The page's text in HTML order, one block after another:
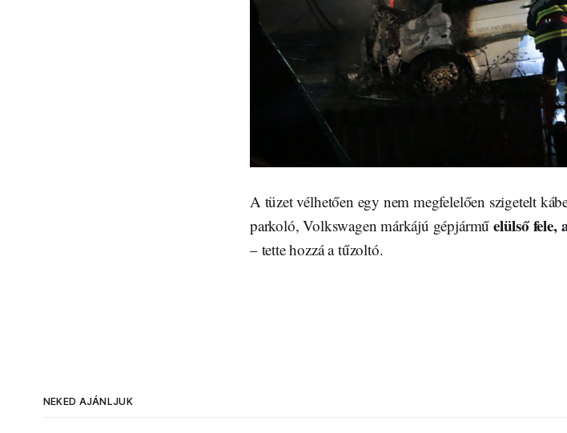
A tüzet vélhetően egy nem megfelelően szigetelt
parkoló, Volkswagen márkájú gépjármű elülső fele,
– tette hozzá a tűzoltó.
NEKED AJÁNLJUK